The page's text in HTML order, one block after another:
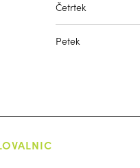
Četrtek
Petek